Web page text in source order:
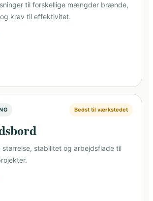
til forskellige mængder brænde,
krav til effektivitet.
Bedst til værkstedet
stabilitet og arbejdsflade til